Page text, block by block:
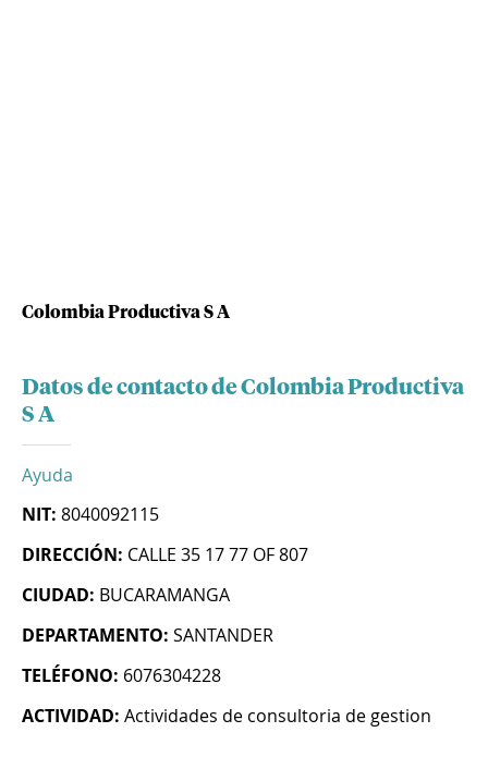
Colombia Productiva S A
Datos de contacto de Colombia Productiva
S A
Ayuda
NIT: 8040092115
DIRECCIÓN: CALLE 35 17 77 OF 807
CIUDAD: BUCARAMANGA
DEPARTAMENTO: SANTANDER
TELÉFONO: 6076304228
ACTIVIDAD: Actividades de consultoria de gestion